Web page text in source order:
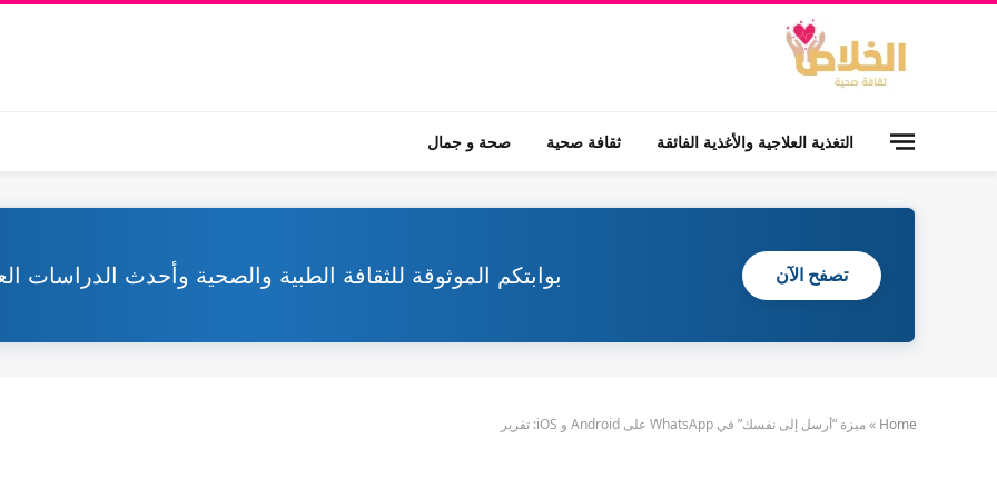
التغذية العلاجية والأغذية الفائقة ثقافة صحية صحة و جمال
بوابتكم الموثوقة للثقافة الطبية والصحية وأحدث الدراسات تصفح الآن
Home
»ميزة “أرسل إلى نفسك” في WhatsApp على Android و iOS: تقرير